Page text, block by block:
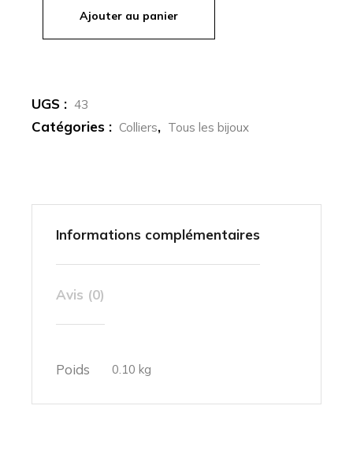
quantité de SIRIA - Collier en chute de vitrail de couleur
Ajouter au panier
UGS : 43
Catégories : Colliers, Tous les bijoux
Informations complémentaires
Avis (0)
Poids 0.10 kg